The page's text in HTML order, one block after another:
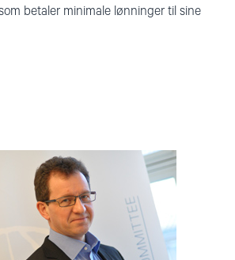
betaler minimale lønninger til sine